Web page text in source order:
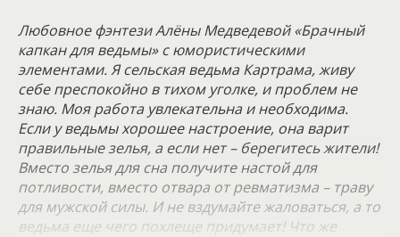
Любовное фэнтези Алёны Медведевой «Брачный
капкан для ведьмы» с юмористическими
элементами. Я сельская ведьма Картрама, живу
себе преспокойно в тихом уголке, и проблем не
знаю. Моя работа увлекательна и необходима.
Если у ведьмы хорошее настроение, она варит
правильные зелья, а если нет – берегитесь жители!
Вместо зелья для сна получите настой для
потливости, вместо отвара от ревматизма – траву
для мужской силы. И не вздумайте жаловаться, а то
ведьма еще чего похлеще придумает! Что же